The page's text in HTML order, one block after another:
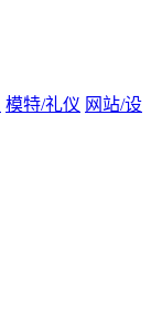
模特/礼仪 网站/设